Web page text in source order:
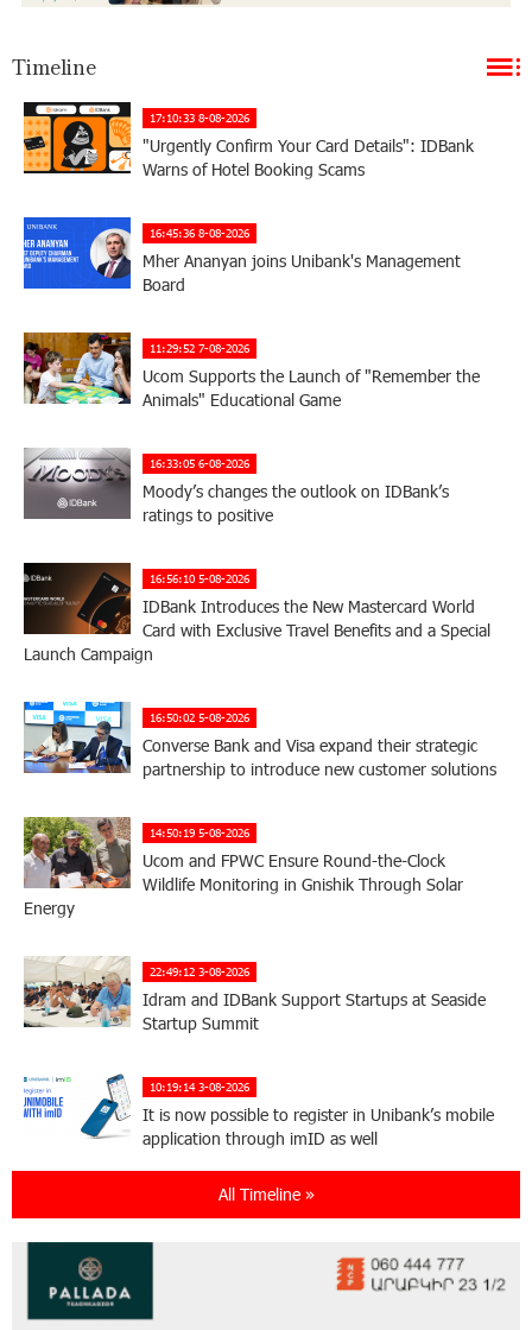
Timeline
17:10:33 8-08-2026
"Urgently Confirm Your Card Details": IDBank
Warns of Hotel Booking Scams
16:45:36 8-08-2026
Mher Ananyan joins Unibank's Management
Board
11:29:52 7-08-2026
Ucom Supports the Launch of "Remember the
Animals" Educational Game
16:33:05 6-08-2026
Moody’s changes the outlook on IDBank’s
ratings to positive
16:56:10 5-08-2026
IDBank Introduces the New Mastercard World
Card with Exclusive Travel Benefits and a Special
Launch Campaign
16:50:02 5-08-2026
Converse Bank and Visa expand their strategic
partnership to introduce new customer solutions
14:50:19 5-08-2026
Ucom and FPWC Ensure Round-the-Clock
Wildlife Monitoring in Gnishik Through Solar
Energy
22:49:12 3-08-2026
Idram and IDBank Support Startups at Seaside
Startup Summit
10:19:14 3-08-2026
It is now possible to register in Unibank’s mobile
application through imID as well
21:13:05 31-07-2026
Cyberattacks Targeting Schoolchildren
20:34:54 31-07-2026
All Timeline »